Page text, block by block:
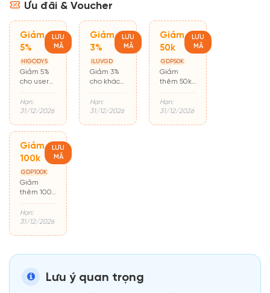
Ưu đãi & Voucher
Giảm
5%
LƯU
MÃ
HIGODY5
Giảm 5%
cho user
hàng lần
đầu
Hạn:
31/12/2026
Giảm
3%
LƯU
MÃ
ILUVGD
Giảm 3%
cho khách
Hạn:
31/12/2026
Giảm
50k
LƯU
MÃ
GDP50K
Giảm
thêm 50k
500k
Hạn:
31/12/2026
Giảm
100k
LƯU
MÃ
GDP100K
Giảm
thêm 100k
500k
Hạn:
31/12/2026
Lưu ý quan trọng